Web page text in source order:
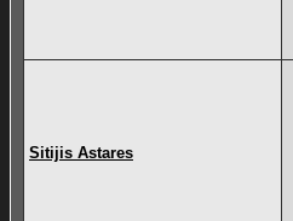
Sitijis Astares